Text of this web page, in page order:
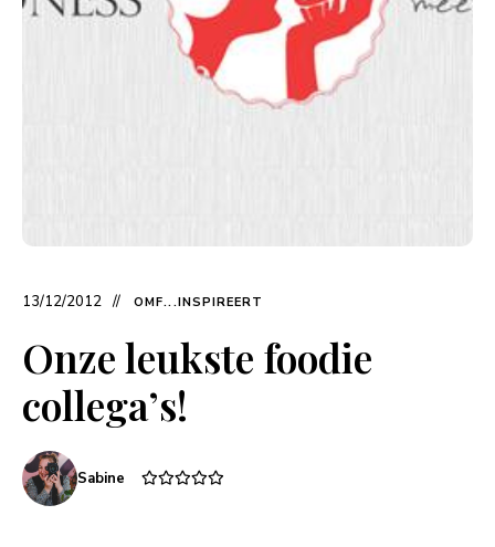
13/12/2012 OMF...INSPIREERT
Onze leukste foodie
collega’s!
Sabine